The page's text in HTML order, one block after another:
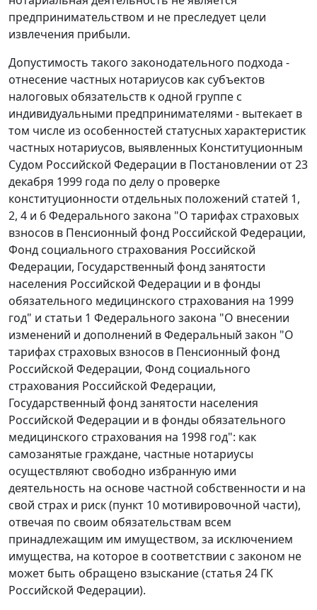
предпринимательством и не преследует цели
извлечения прибыли.
Допустимость такого законодательного подхода -
отнесение частных нотариусов как субъектов
налоговых обязательств к одной группе с
индивидуальными предпринимателями - вытекает в
том числе из особенностей статусных характеристик
частных нотариусов, выявленных Конституционным
Судом Российской Федерации в Постановлении от 23
декабря 1999 года по делу о проверке
конституционности отдельных положений статей 1,
2, 4 и 6 Федерального закона "О тарифах страховых
взносов в Пенсионный фонд Российской Федерации,
Фонд социального страхования Российской
Федерации, Государственный фонд занятости
населения Российской Федерации и в фонды
обязательного медицинского страхования на 1999
год" и статьи 1 Федерального закона "О внесении
изменений и дополнений в Федеральный закон "О
тарифах страховых взносов в Пенсионный фонд
Российской Федерации, Фонд социального
страхования Российской Федерации,
Государственный фонд занятости населения
Российской Федерации и в фонды обязательного
медицинского страхования на 1998 год": как
самозанятые граждане, частные нотариусы
осуществляют свободно избранную ими
деятельность на основе частной собственности и на
свой страх и риск (пункт 10 мотивировочной части),
отвечая по своим обязательствам всем
принадлежащим им имуществом, за исключением
имущества, на которое в соответствии с законом не
может быть обращено взыскание (статья 24 ГК
Российской Федерации).